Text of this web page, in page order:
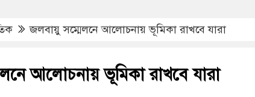
জলবায়ু সম্মেলনে আলোচনায় ভূমিকা রাখবে যারা
আলোচনায় ভূমিকা রাখবে যারা